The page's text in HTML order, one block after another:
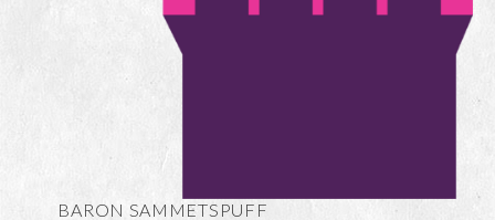
BARON SAMMETSPUFF